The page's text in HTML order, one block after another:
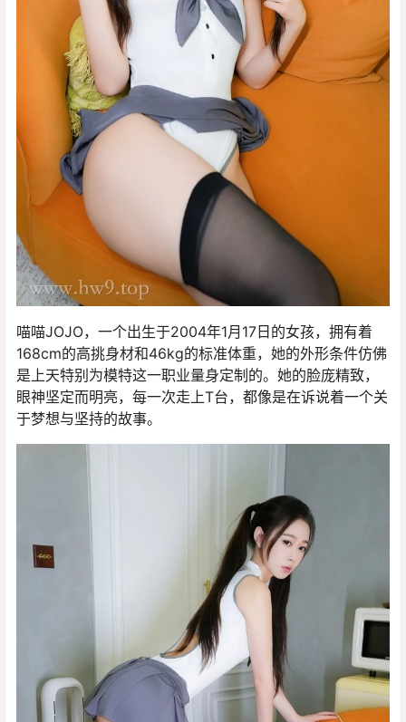
喵喵JOJO，一个出生于2004年1月17日的女孩，拥有着
168cm的高挑身材和46kg的标准体重，她的外形条件仿佛
是上天特别为模特这一职业量身定制的。她的脸庞精致，
眼神坚定而明亮，每一次走上T台，都像是在诉说着一个关
于梦想与坚持的故事。